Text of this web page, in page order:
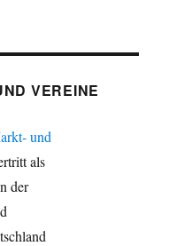
VEREINE
und
als
der